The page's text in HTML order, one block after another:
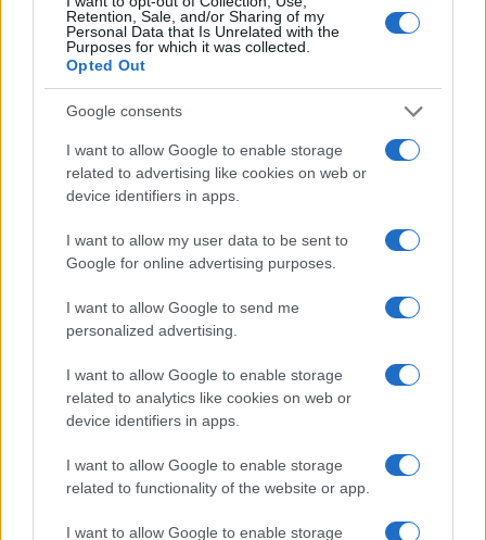
Retention, Sale, and/or Sharing of my
Personal Data that Is Unrelated with the
Purposes for which it was collected.
Opted Out
Google consents
I want to allow Google to enable storage
related to advertising like cookies on web or
device identifiers in apps.
I want to allow my user data to be sent to
Google for online advertising purposes.
I want to allow Google to send me
personalized advertising.
I want to allow Google to enable storage
related to analytics like cookies on web or
device identifiers in apps.
I want to allow Google to enable storage
related to functionality of the website or app.
I want to allow Google to enable storage
Le Kazakhstan poursuit ses réformes sociétales à marche